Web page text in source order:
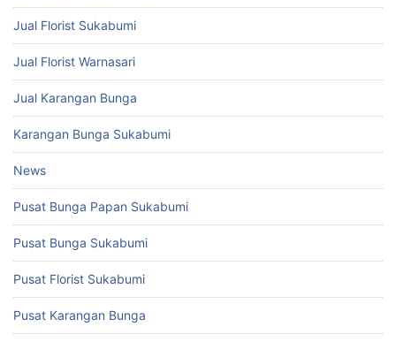
Jual Florist Sukabumi
Jual Florist Warnasari
Jual Karangan Bunga
Karangan Bunga Sukabumi
News
Pusat Bunga Papan Sukabumi
Pusat Bunga Sukabumi
Pusat Florist Sukabumi
Pusat Karangan Bunga